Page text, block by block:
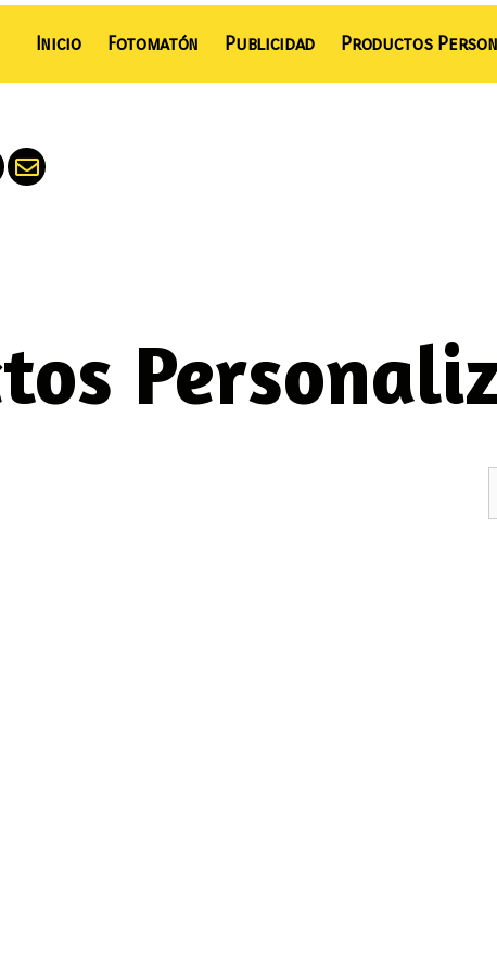
Inicio Fotomatón Publicidad Productos